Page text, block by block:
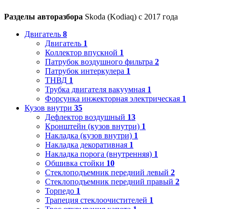
Разделы авторазбора Skoda (Kodiaq) с 2017 года
Двигатель 8
Двигатель 1
Коллектор впускной 1
Патрубок воздушного фильтра 2
Патрубок интеркулера 1
ТНВД 1
Трубка двигателя вакуумная 1
Форсунка инжекторная электрическая 1
Кузов внутри 35
Дефлектор воздушный 13
Кронштейн (кузов внутри) 1
Накладка (кузов внутри) 1
Накладка декоративная 1
Накладка порога (внутренняя) 1
Обшивка стойки 10
Стеклоподъемник передний левый 2
Стеклоподъемник передний правый 2
Торпедо 1
Трапеция стеклоочистителей 1